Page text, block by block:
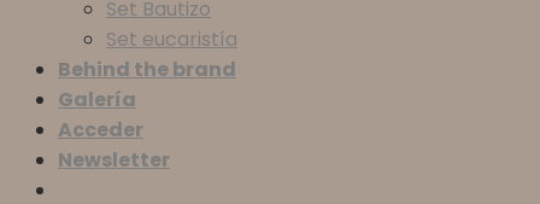
Set Bautizo
Set eucaristía
Behind the brand
Galería
Acceder
Newsletter